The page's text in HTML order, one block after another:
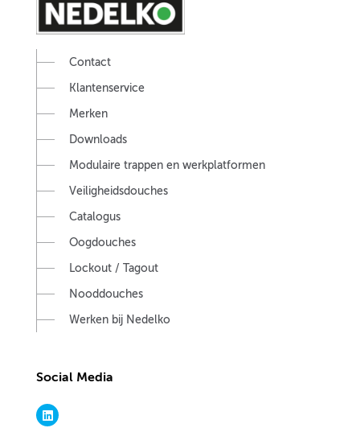
Contact
Klantenservice
Merken
Downloads
Modulaire trappen en werkplatformen
Veiligheidsdouches
Catalogus
Oogdouches
Lockout / Tagout
Nooddouches
Werken bij Nedelko
Social Media